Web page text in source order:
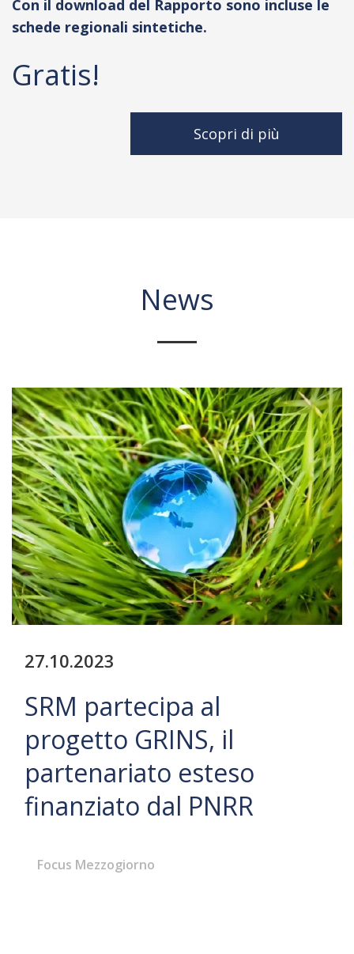
Con il download del Rapporto sono incluse le
schede regionali sintetiche.
Gratis!
Scopri di più
News
27.10.2023
SRM partecipa al
progetto GRINS, il
partenariato esteso
finanziato dal PNRR
Focus Mezzogiorno